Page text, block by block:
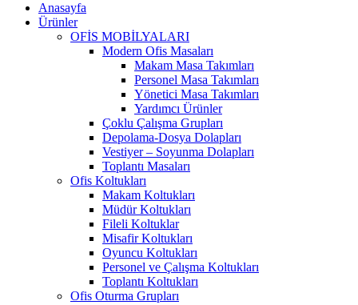
Anasayfa
Ürünler
OFİS MOBİLYALARI
Modern Ofis Masaları
Makam Masa Takımları
Personel Masa Takımları
Yönetici Masa Takımları
Yardımcı Ürünler
Çoklu Çalışma Grupları
Depolama-Dosya Dolapları
Vestiyer – Soyunma Dolapları
Toplantı Masaları
Ofis Koltukları
Makam Koltukları
Müdür Koltukları
Fileli Koltuklar
Misafir Koltukları
Oyuncu Koltukları
Personel ve Çalışma Koltukları
Toplantı Koltukları
Ofis Oturma Grupları